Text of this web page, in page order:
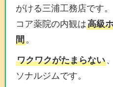
がける三浦工務店です。
コア薬院の内観は高級
間。
ワクワクがたまらない
ソナルジムです。